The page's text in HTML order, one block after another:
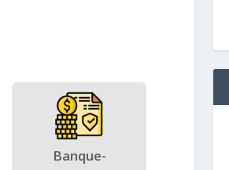
Banque-